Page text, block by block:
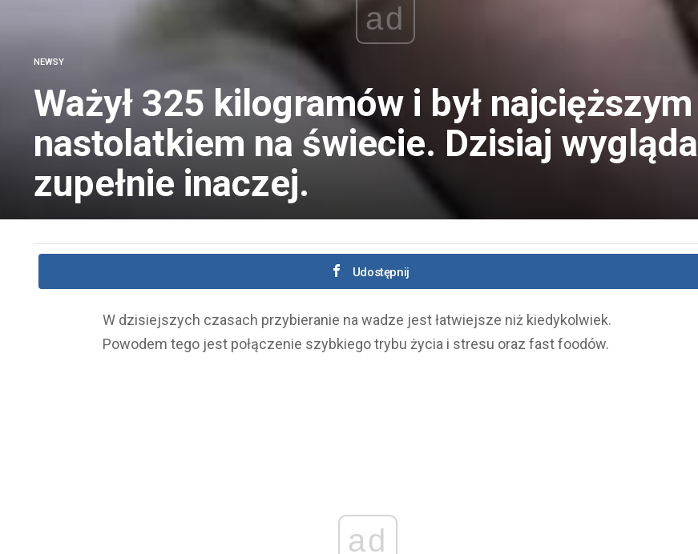
ad
NEWSY
Ważył 325 kilogramów i był najcięższym
nastolatkiem na świecie. Dzisiaj wygląda
zupełnie inaczej.
Udostępnij
W dzisiejszych czasach przybieranie na wadze jest łatwiejsze niż kiedykolwiek.
Powodem tego jest połączenie szybkiego trybu życia i stresu oraz fast foodów.
ad